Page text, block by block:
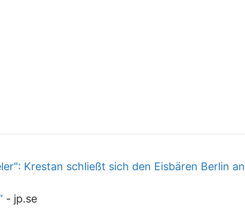
Krestan schließt sich den Eisbären Berlin an
- jp.se